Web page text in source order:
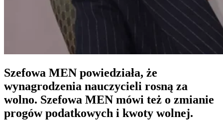
Szefowa MEN powiedziała, że
wynagrodzenia nauczycieli rosną za
wolno. Szefowa MEN mówi też o zmianie
progów podatkowych i kwoty wolnej.